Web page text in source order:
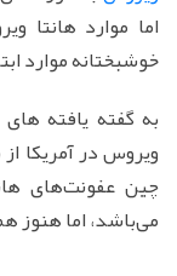
اما موارد هانتا
خوشبختانه موارد
به گفته یافته های
چین عفونت‌های
می‌باشد، اما هنوز